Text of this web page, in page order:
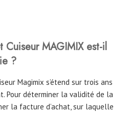
Cuiseur MAGIMIX est-il
?
Magimix s’étend sur trois ans
Pour déterminer la validité de la
la facture d’achat, sur laquelle